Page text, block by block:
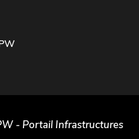
- Portail Infrastructures